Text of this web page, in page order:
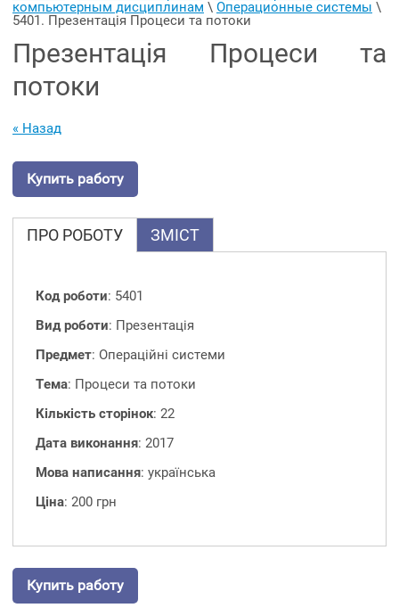
компьютерным дисциплинам \ Операционные системы
5401. Презентація Процеси та потоки
Презентація Процеси та
потоки
« Назад
Купить работу
ПРО РОБОТУ ЗМІСТ
Код роботи: 5401
Вид роботи: Презентація
Предмет: Операційні системи
Тема: Процеси та потоки
Кількість сторінок: 22
Дата виконання: 2017
Мова написання: українська
Ціна: 200 грн
Купить работу